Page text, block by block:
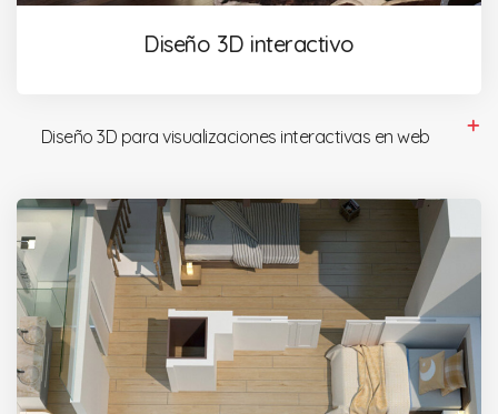
Diseño 3D interactivo
Diseño 3D para visualizaciones interactivas en web